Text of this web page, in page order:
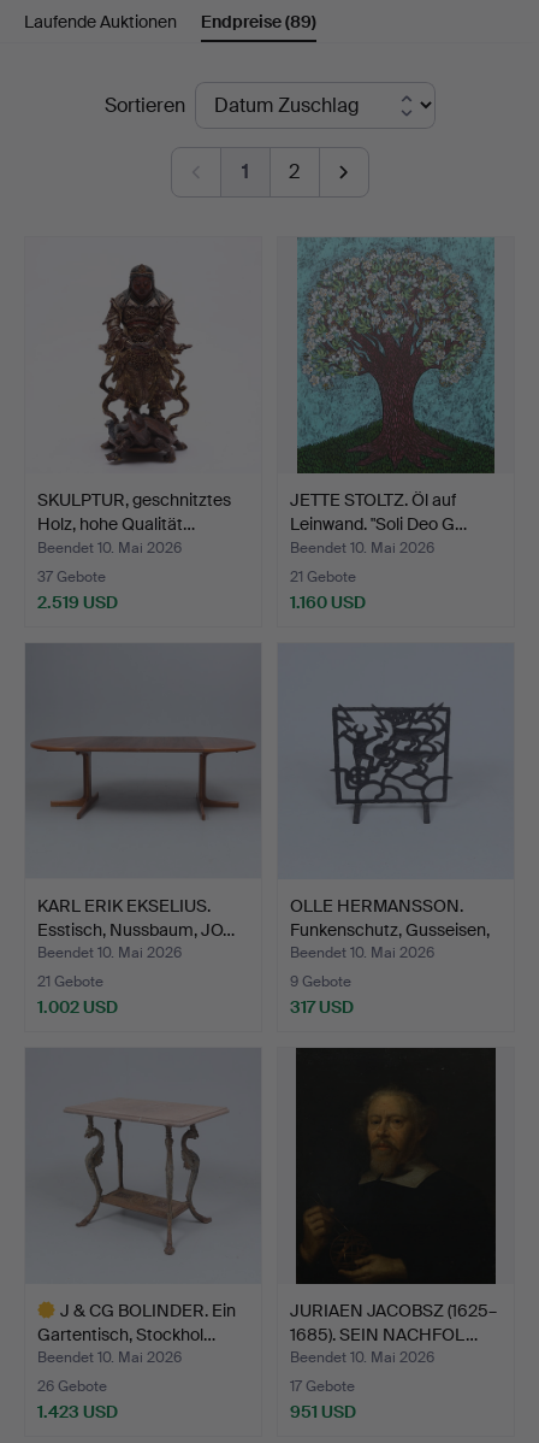
percussion revolvers from the 19th century are
something for the initiated collector. And the late
set table this summer.
All in all, just over 120 lots are on offer, selected with
care by the auction house's specialists. Welcome to
Gomér & Andersson Linköping!
Laufende Auktionen Endpreise(89)
EndpreiseSortieren
1 2
SKULPTUR, geschnitztes
Holz, hohe Qualität…
Beendet 10. Mai 2026
37 Gebote
2.519 USD
JETTE STOLTZ. Öl auf
Leinwand. "Soli Deo G…
Beendet 10. Mai 2026
21 Gebote
1.160 USD
KARL ERIK EKSELIUS.
Esstisch, Nussbaum, JO…
Beendet 10. Mai 2026
21 Gebote
1.002 USD
OLLE HERMANSSON.
Funkenschutz, Gusseisen,
…
Beendet 10. Mai 2026
9 Gebote
317 USD
J & CG BOLINDER. Ein
Gartentisch, Stockhol…
Beendet 10. Mai 2026
26 Gebote
1.423 USD
JURIAEN JACOBSZ (1625–
1685). SEIN NACHFOL…
Beendet 10. Mai 2026
17 Gebote
951 USD